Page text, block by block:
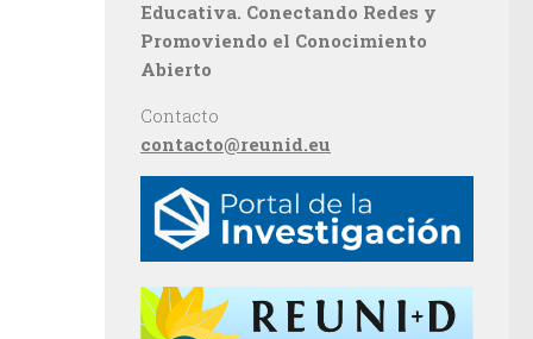
Educativa. Conectando Redes y
Promoviendo el Conocimiento
Abierto
Contacto
contacto@reunid.eu